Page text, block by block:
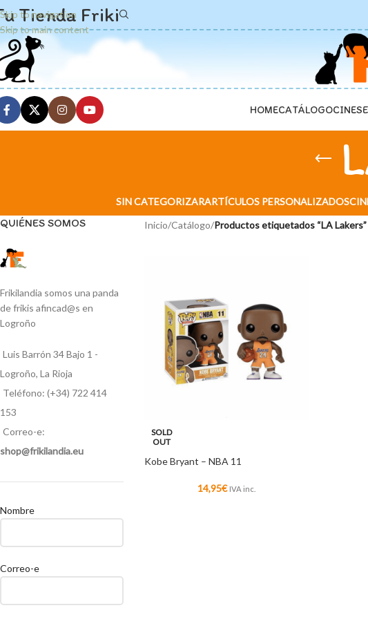
Skip to navigation
Skip to main content
Tienda Friki
HOMECATÁLOGOCINE
SIN CATEGORIZARARTÍCULOS PERSONALIZADOS
QUIÉNES SOMOS
Frikilandia somos una panda
de frikis afincad@s en
Logroño
Luis Barrón 34 Bajo 1 -
Logroño, La Rioja
Teléfono: (+34) 722 414
153
Correo-e:
shop@frikilandia.eu
Nombre
Correo-e
Inicio/Catálogo/Productos etiquetados “LA Lakers”
SOLD
OUT
Kobe Bryant – NBA 11
14,95€ IVA inc.